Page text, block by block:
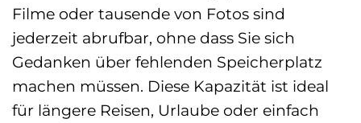
Filme oder tausende von Fotos sind
jederzeit abrufbar, ohne dass Sie sich
Gedanken über fehlenden Speicherplatz
machen müssen. Diese Kapazität ist ideal
für längere Reisen, Urlaube oder einfach